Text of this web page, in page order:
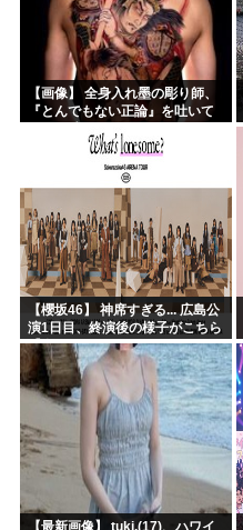
【画像】 全身入れ墨の彫り師、
『とんでもない正論』を吐いて
【櫻坂46】 神席すぎる... 広島公
演1日目、終演後の様子がこちら
【全国ツアー2026 What’s
lonesome?】
【最新画像】 tuki.(17)、ハワイ